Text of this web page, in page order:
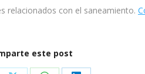
relacionados con el saneamiento.
este post